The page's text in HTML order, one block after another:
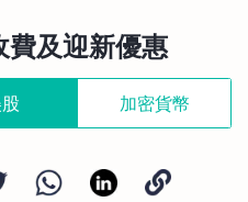
費及迎新優惠
加密貨幣